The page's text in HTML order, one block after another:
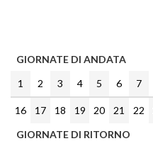
GIORNATE DI ANDATA
1
2 3 4 5 6 7
16 17 18 19 20 21 22
GIORNATE DI RITORNO